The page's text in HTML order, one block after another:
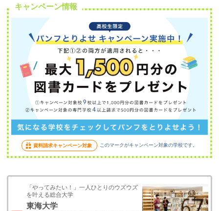
キャンペーン情報
資料請求キャンペーン対象 このマークがキャンペーン対象の学校です。
「やってみたい！」一人ひとりのウズウズ
を叶える総合大学
東海大学